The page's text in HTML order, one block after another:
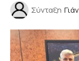
Σύνταξη